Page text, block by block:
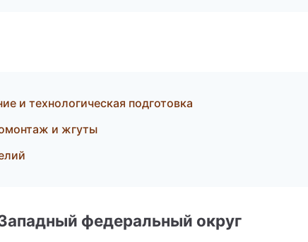
и технологическая подготовка
и жгуты
федеральный округ